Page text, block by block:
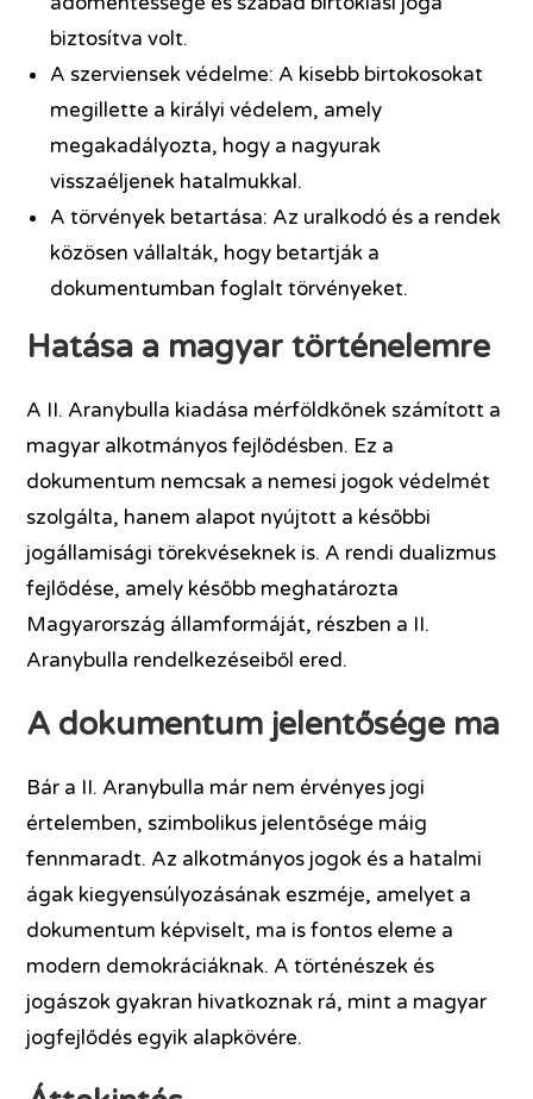
biztosítva volt.
A szerviensek védelme: A kisebb birtokosokat
megillette a királyi védelem, amely
megakadályozta, hogy a nagyurak
visszaéljenek hatalmukkal.
A törvények betartása: Az uralkodó és a rendek
közösen vállalták, hogy betartják a
dokumentumban foglalt törvényeket.
Hatása a magyar történelemre
A II. Aranybulla kiadása mérföldkőnek számított a
magyar alkotmányos fejlődésben. Ez a
dokumentum nemcsak a nemesi jogok védelmét
szolgálta, hanem alapot nyújtott a későbbi
jogállamisági törekvéseknek is. A rendi dualizmus
fejlődése, amely később meghatározta
Magyarország államformáját, részben a II.
Aranybulla rendelkezéseiből ered.
A dokumentum jelentősége ma
Bár a II. Aranybulla már nem érvényes jogi
értelemben, szimbolikus jelentősége máig
fennmaradt. Az alkotmányos jogok és a hatalmi
ágak kiegyensúlyozásának eszméje, amelyet a
dokumentum képviselt, ma is fontos eleme a
modern demokráciáknak. A történészek és
jogászok gyakran hivatkoznak rá, mint a magyar
jogfejlődés egyik alapkövére.